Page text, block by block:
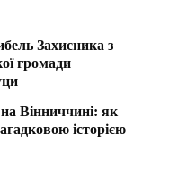
Захисника з
громади
Вінниччині: як
історією